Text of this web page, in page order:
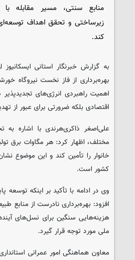
منابع سنتی، مسیر مقابله با
زیرساختی و تحقق اهداف
کند.
به گزارش خبرنگار استانی
اهمیت راهبردی انرژی‌های
اقتصادی بلکه ضرورتی برای عبور از
علی‌اصغر ذاکری‌هرندی با اشاره به
مختلف، اظهار کرد: هر مگاوات برق
خانوار را تأمین کند و این موضوع
کشور است.
وی در ادامه با تأکید بر اینکه
افزود: بهره‌برداری نادرست از منابع
هزینه‌هایی سنگین برای نسل‌های
ملی مورد توجه قرار گیرد.
معاون هماهنگی امور عمرانی